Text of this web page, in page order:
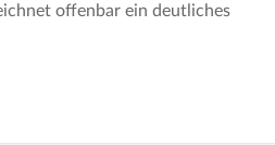
offenbar ein deutliches